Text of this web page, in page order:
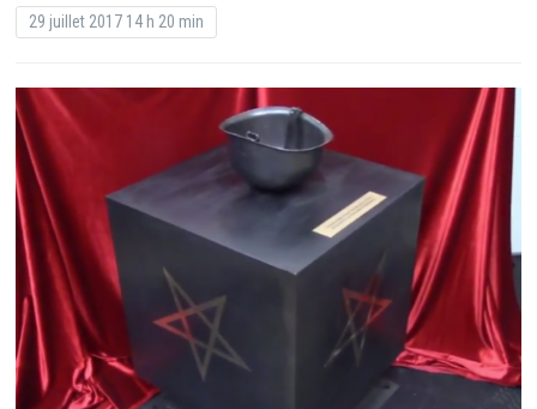
29 juillet 2017 14 h 20 min